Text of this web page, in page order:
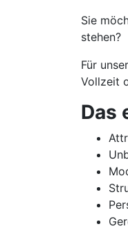
Sie
stehen?
Für
Vollzeit
Das